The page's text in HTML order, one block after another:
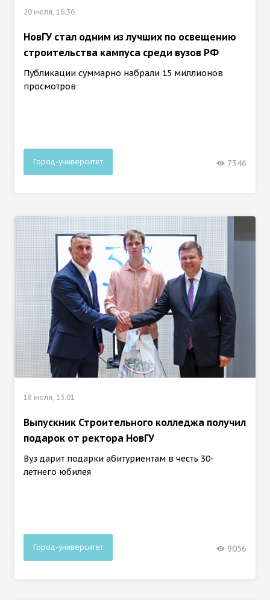
20 июля, 16:36
НовГУ стал одним из лучших по освещению
строительства кампуса среди вузов РФ
Публикации суммарно набрали 15 миллионов
просмотров
Город-университет 7346
18 июля, 13:01
Выпускник Строительного колледжа получил
подарок от ректора НовГУ
Вуз дарит подарки абитуриентам в честь 30-
летнего юбилея
Город-университет 9056